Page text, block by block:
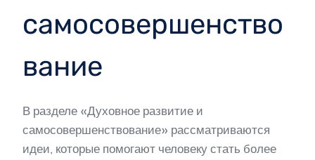
самосовершенство
вание
В разделе «Духовное развитие и
самосовершенствование» рассматриваются
идеи, которые помогают человеку стать более